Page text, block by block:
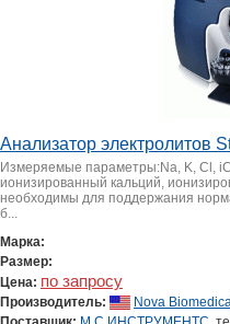
Анализатор электролитов
Измеряемые параметры:Na, K, Cl,
ионизированный кальций,
необходимы для поддержания
б...
Марка:
Размер:
Цена: по запросу
Производитель:
Nova